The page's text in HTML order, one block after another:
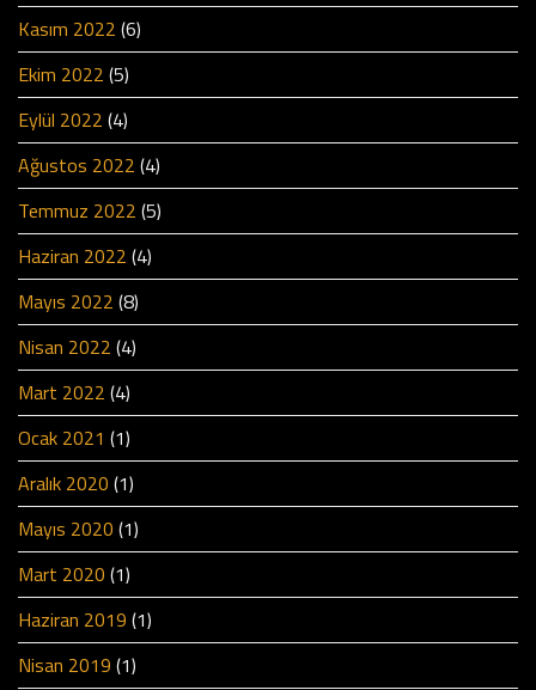
Kasım 2022 (6)
Ekim 2022 (5)
Eylül 2022 (4)
Ağustos 2022 (4)
Temmuz 2022 (5)
Haziran 2022 (4)
Mayıs 2022 (8)
Nisan 2022 (4)
Mart 2022 (4)
Ocak 2021 (1)
Aralık 2020 (1)
Mayıs 2020 (1)
Mart 2020 (1)
Haziran 2019 (1)
Nisan 2019 (1)